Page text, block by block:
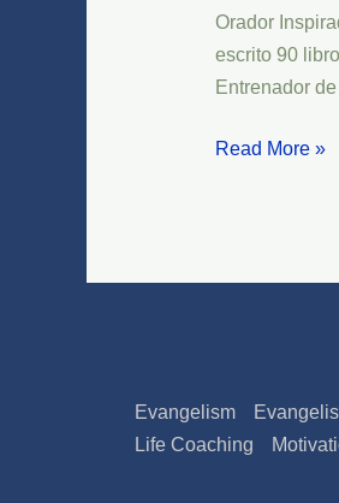
Orador
escrito 90
Entrenador
Orador
Inspirador
Mundial
F.
Read More »
Evangelism
Life Coaching